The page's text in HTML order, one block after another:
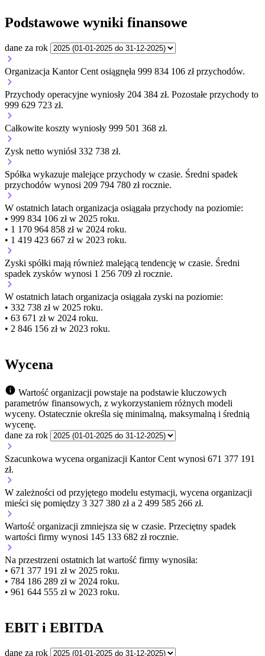
Podstawowe wyniki finansowe
dane za rok
Organizacja Kantor Cent osiągnęła 999 834 106 zł przychodów.
Przychody operacyjne wyniosły 204 384 zł. Pozostałe przychody to
999 629 723 zł.
Całkowite koszty wyniosły 999 501 368 zł.
Zysk netto wyniósł 332 738 zł.
Spółka wykazuje malejące przychody w czasie. Średni spadek
przychodów wynosi 209 794 780 zł rocznie.
W ostatnich latach organizacja osiągała przychody na poziomie:
• 999 834 106 zł w 2025 roku.
• 1 170 964 858 zł w 2024 roku.
• 1 419 423 667 zł w 2023 roku.
Zyski spółki mają również malejącą tendencję w czasie. Średni
spadek zysków wynosi 1 256 709 zł rocznie.
W ostatnich latach organizacja osiągała zyski na poziomie:
• 332 738 zł w 2025 roku.
• 63 671 zł w 2024 roku.
• 2 846 156 zł w 2023 roku.
Wycena
Wartość organizacji powstaje na podstawie kluczowych
parametrów finansowych, z wykorzystaniem różnych modeli
wyceny. Ostatecznie określa się minimalną, maksymalną i średnią
wycenę.
dane za rok
Szacunkowa wycena organizacji Kantor Cent wynosi 671 377 191
zł.
W zależności od przyjętego modelu estymacji, wycena organizacji
mieści się pomiędzy 3 327 380 zł a 2 499 585 266 zł.
Wartość organizacji zmniejsza się w czasie. Przeciętny spadek
wartości firmy wynosi 145 133 682 zł rocznie.
Na przestrzeni ostatnich lat wartość firmy wynosiła:
• 671 377 191 zł w 2025 roku.
• 784 186 289 zł w 2024 roku.
• 961 644 555 zł w 2023 roku.
EBIT i EBITDA
dane za rok